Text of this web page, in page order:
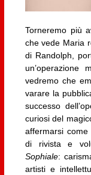
Torneremo più
che vede Maria
di Randolph,
vedremo che
varare la
successo
curiosi del
affermarsi come
di rivista e
Sophiale:
artisti e